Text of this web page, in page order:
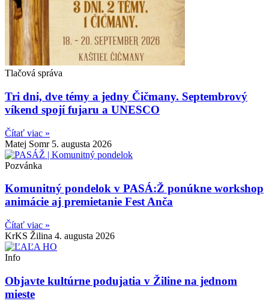
Tlačová správa
Tri dni, dve témy a jedny Čičmany. Septembrový
víkend spojí fujaru a UNESCO
Čítať viac »
Matej Somr 5. augusta 2026
Pozvánka
Komunitný pondelok v PASÁ:Ž ponúkne workshop
animácie aj premietanie Fest Anča
Čítať viac »
KrKS Žilina 4. augusta 2026
Info
Objavte kultúrne podujatia v Žiline na jednom
mieste